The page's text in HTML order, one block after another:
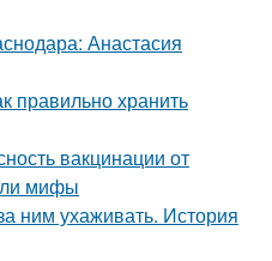
Анастасия
правильно хранить
вакцинации от
мифы
ним ухаживать. История